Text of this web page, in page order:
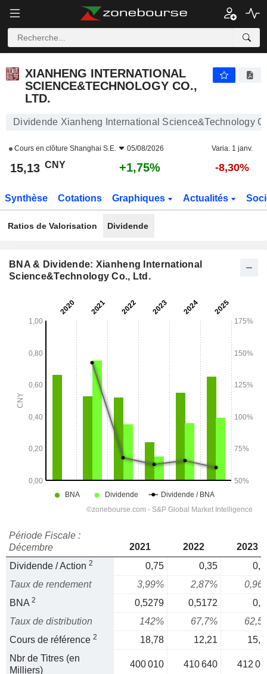
XIANHENG INTERNATIONAL
SCIENCE&TECHNOLOGY CO.,
LTD.
Dividende Xianheng International Science&Technology
Cours en clôture Shanghai S.E. 05/08/2026 Varia. 1 janv.
15,13 CNY +1,75% -8,30%
Synthèse Cotations Graphiques Actualités
Ratios de Valorisation Dividende
BNA & Dividende: Xianheng International
Science&Technology Co., Ltd.
Période Fiscale :
Décembre
2021 2022
2023
Dividende / Action 2 0,75 0,35
Taux de rendement
3,99% 2,87%
BNA 2 0,5279 0,5172
Taux de distribution
142% 67,7%
Cours de référence 2 18,78 12,21
Nbr de Titres (en
Milliers)
400 010 410 640 412